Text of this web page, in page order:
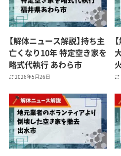
【解体ニュース解説】持ち主
亡くなり10年 特定空き家を
略式代執行 あわら市
2026年5月26日